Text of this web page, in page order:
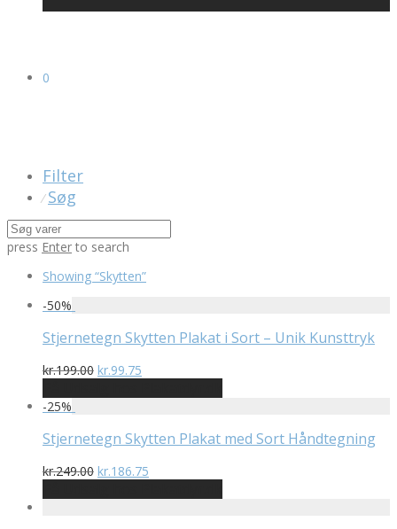
0
Filter
⁄ Søg
press Enter to search
Showing “Skytten”
-50%
Stjernetegn Skytten Plakat i Sort – Unik Kunsttryk
kr.199.00 Den
pris
kr.199.00.
kr.99.75
pris
kr.99.75.
-25%
Stjernetegn Skytten Plakat med Sort Håndtegning
kr.249.00 Den
pris
kr.186.75
pris